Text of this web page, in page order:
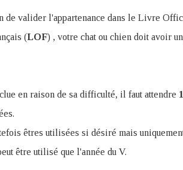
de valider l'appartenance dans le Livre
(LOF) , votre chat ou chien doit avoir
en raison de sa difficulté, il faut attendre
êtres utilisées si désiré mais
être utilisé que l'année du V.